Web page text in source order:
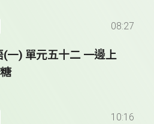
08:27
一) 單元五十二 一邊上
10:16